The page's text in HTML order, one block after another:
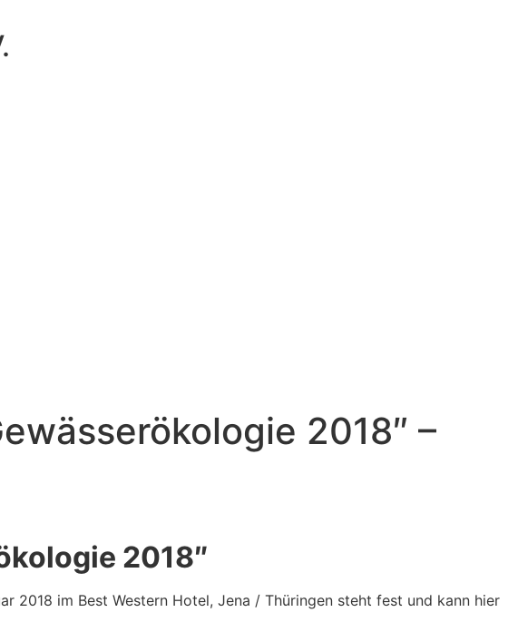
2018″ –
2018″
2018 im Best Western Hotel, Jena / Thüringen steht fest und kann hier